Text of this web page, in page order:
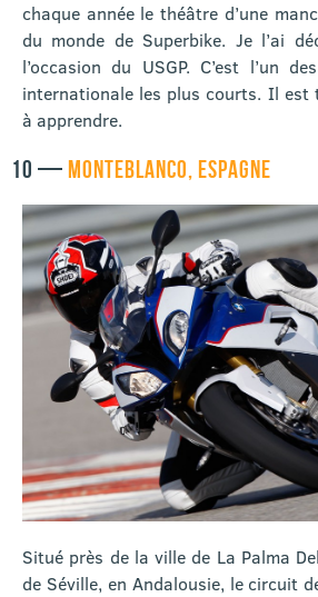
chaque année le théâtre d’une
du monde de Superbike. Je l’ai
l’occasion du USGP. C’est l’un
internationale les plus courts. Il est
à apprendre.
10 — MONTEBLANCO, ESPAGNE
Situé près de la ville de La Palma
de Séville, en Andalousie, le circuit